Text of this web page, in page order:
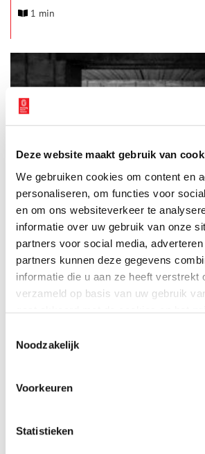
Deze website maakt gebruik van
We gebruiken cookies om content en
personaliseren, om functies voor
en om ons websiteverkeer te
informatie over uw gebruik van onze
partners voor social media,
partners kunnen deze gegevens
informatie die u aan ze heeft verstrekt
verzameld op basis van uw gebruik
Noodzakelijk
Voorkeuren
Statistieken
bunkers van Zeeland tot de
1 min
gebracht
‘Kruipend door nauwe gangen vol met
lang voor je omgeven bent door absolute
Metersdiep onder de grond hoor je slechts
eigen ademhaling, de buitenwereld is stil.
telefoon is weggevallen. Je schijnt met een
duister, waar sinds de oorlog geen licht
Met Jan Feith door de Kennemerduinen
Deze zomer neemt Jan Feith je mee op reis
door ons land: Noord-Holland’ (1933)
zonnige duinen, drukke pleinen en